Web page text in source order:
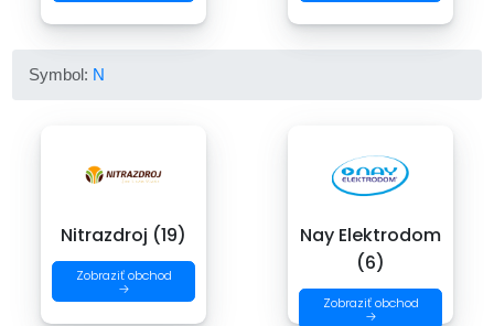
Symbol: N
Nitrazdroj (19)
Zobraziť obchod
→
Nay Elektrodom
(6)
Zobraziť obchod
→